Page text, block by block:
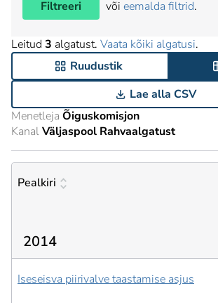
Filtreeri
või eemalda filtrid.
Leitud 3 algatust. Vaata kõiki algatusi.
Ruudustik
Lae alla CSV
Menetleja Õiguskomisjon
KanalVäljaspool Rahvaalgatust
Pealkiri
2014
Iseseisva piirivalve taastamise asjus